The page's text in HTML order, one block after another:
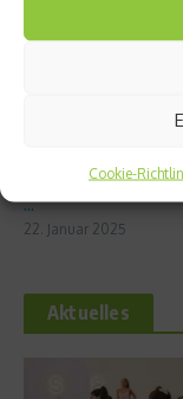
Cookie-
was ist dran an der
...
22. Januar 2025
Aktuelles